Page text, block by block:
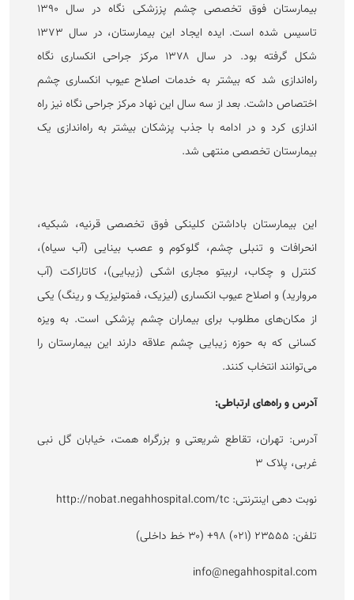
بیمارستان فوق تخصصی چشم پززشکی نگاه در سال ۱۳۹۰
تاسیس شده است. ایده ایجاد این بیمارستان، در سال ۱۳۷۳
شکل گرفته بود. در سال ۱۳۷۸ مرکز جراحی انکساری نگاه
راه‌اندازی شد که بیشتر به خدمات اصلاح عیوب انکساری چشم
اختصاص داشت. بعد از سه سال این نهاد مرکز جراحی نگاه نیز راه
اندازی کرد و در ادامه با جذب پزشکان بیشتر به راه‌اندازی یک
بیمارستان تخصصی منتهی شد.
این بیمارستان باداشتن کلینکی فوق تخصصی قرنیه، شبکیه،
انحرافات و تنبلی چشم، گلوکوم و عصب بینایی (آب سیاه)،
کنترل و چکاب، اربیتو مجاری اشکی (زیبایی)، کاتاراکت (آب
مروارید) و اصلاح عیوب انکساری (لیزیک، فمتولیزیک و رینگ) یکی
از مکان‌های مطلوب برای بیماران چشم پزشکی است. به ویزه
کسانی که به حوزه زیبایی چشم علاقه دارند این بیمارستان را
می‌توانند انتخاب کنند.
آدرس و راه‌های ارتباطی:
آدرس: تهران، تقاطع شریعتی و بزرگراه همت، خیابان گل نبی
غربی، پلاک ۳
نوبت دهی اینترنتی: http://nobat.negahhospital.com/tc
تلفن: ۲۳۵۵۵ (۰۲۱) ۹۸+ (۳۰ خط داخلی)
info@negahhospital.com